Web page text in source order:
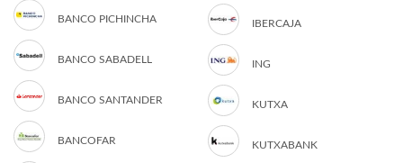
BANCO PICHINCHA
BANCO SABADELL
BANCO SANTANDER
BANCOFAR
IBERCAJA
ING
KUTXA
KUTXABANK